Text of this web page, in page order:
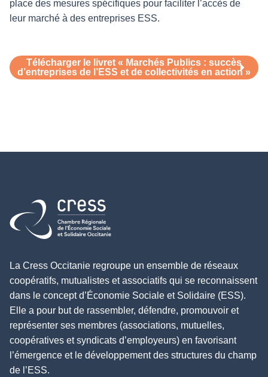
place des mesures spécifiques pour faciliter l’accès de
leur marché à des entreprises ESS.
Télécharger le livret « Marchés Publics : succès
d’entreprises de l’ESS et de collectivités en action »
Retour à l'accueil
La Cress Occitanie regroupe un ensemble de réseaux
coopératifs, mutualistes et associatifs qui se reconnaissent
dans le concept d’Économie Sociale et Solidaire (ESS).
Elle a pour but de rassembler, défendre, promouvoir et
représenter ses membres (associations, mutuelles,
coopératives et syndicats d’employeurs) en favorisant
l’émergence et le développement des structures du champ
de l’ESS.